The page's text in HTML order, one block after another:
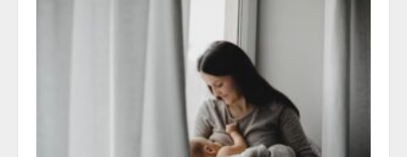
Pesquisa revela atual perfil
universitário: adultos que
conciliam estudo, trabalho e
família